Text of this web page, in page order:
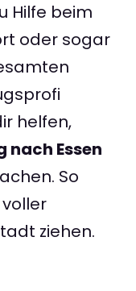
Hilfe beim
oder sogar
helfen,
nach Essen
So
ziehen.